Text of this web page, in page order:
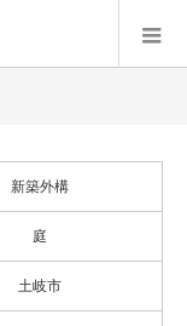
新築外構
庭
土岐市